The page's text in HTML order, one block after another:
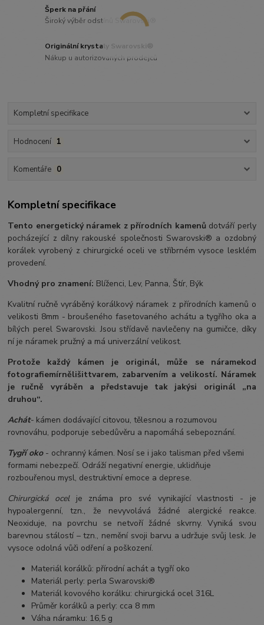
Šperk na přání
Široký výběr odstínů Swarovski®
Originální krystaly Swarovski®
Nákup u autorizovaných prodejců
Kompletní specifikace
Hodnocení 1
Komentáře 0
Kompletní specifikace
Tento energetický náramek z přírodních kamenů dotváří perly
pocházející z dílny rakouské společnosti Swarovski® a ozdobný
korálek vyrobený z chirurgické oceli ve stříbrném vysoce lesklém
provedení.
Vhodný pro znamení: Blíženci, Lev, Panna, Štír, Býk
Kvalitní ručně vyráběný korálkový náramek z přírodních kamenů o
velikosti 8mm - broušeného fasetovaného achátu a tygřího oka a
bílých perel Swarovski. Jsou střídavě navlečeny na gumičce, díky
ní je náramek pružný a má univerzální velikost.
Protože každý kámen je originál, může se náramekod
fotografiemírnělišittvarem, zabarvením a velikostí. Náramek
je ručně vyráběn a představuje tak jakýsi originál „na
druhou“.
Achát- kámen dodávající citovou, tělesnou a rozumovou
rovnováhu, podporuje sebedůvěru a napomáhá sebepoznání.
Tygří oko- ochranný kámen. Nosí se i jako talisman před všemi
formami nebezpečí. Odráží negativní energie, uklidňuje
rozbouřenou mysl, destruktivní emoce a deprese.
Chirurgická ocelje známa pro své vynikající vlastnosti - je
hypoalergenní, tzn., že nevyvolává žádné alergické reakce.
Neoxiduje, na povrchu se netvoří žádné skvrny. Vyniká svou
barevnou stálostí – tzn., nemění svoji barvu a udržuje svůj lesk. Je
vysoce odolná vůči odření a poškození.
Materiál korálků: přírodní achát a tygří oko
Materiál perly: perla Swarovski®
Materiál kovového korálku: chirurgická ocel 316L
Průměr korálků a perly: cca 8 mm
Váha náramku: 16,5 g